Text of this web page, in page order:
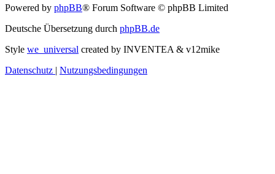
Powered by phpBB® Forum Software © phpBB Limited
Deutsche Übersetzung durch phpBB.de
Style we_universal created by INVENTEA & v12mike
Datenschutz | Nutzungsbedingungen